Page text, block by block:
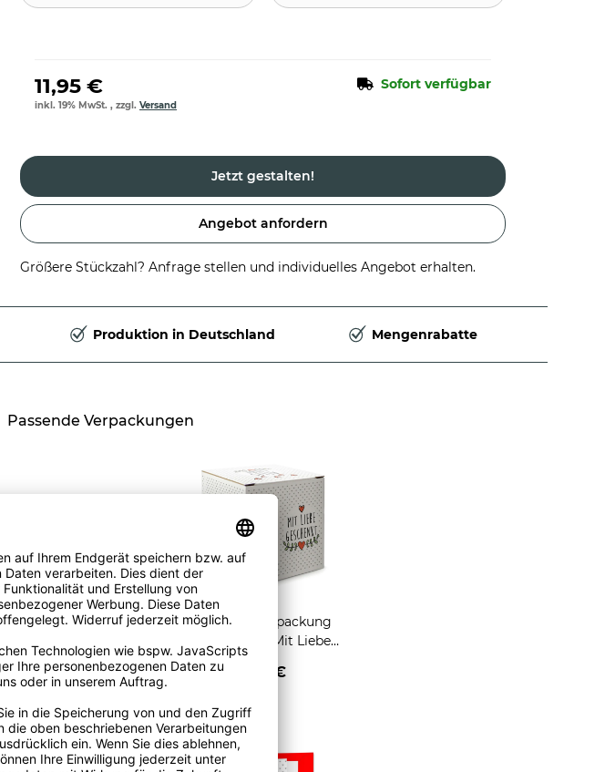
11,95 € Sofort verfügbar
inkl. 19% MwSt. , zzgl. Versand
Jetzt gestalten!
Angebot anfordern
Größere Stückzahl? Anfrage stellen und individuelles Angebot erhalten.
Produktion in Deutschland Mengenrabatte
Passende Verpackungen
Geschenkverpackung
für Tassen - Mit Liebe
geschenkt
2,95 €
Grußkarten zum Verschenken